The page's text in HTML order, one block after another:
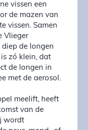
vissen een
de mazen van
vissen. Samen
Vlieger
de longen
zó klein, dat
de longen in
met de aerosol.
meelift, heeft
van de
wordt